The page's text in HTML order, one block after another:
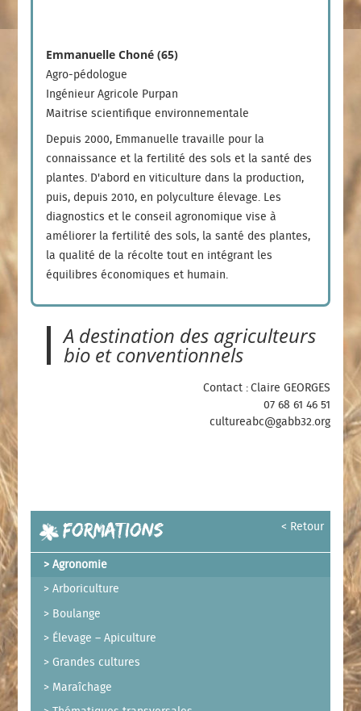
Emmanuelle Choné (65)
Agro-pédologue
Ingénieur Agricole Purpan
Maitrise scientifique environnementale
Depuis 2000, Emmanuelle travaille pour la
connaissance et la fertilité des sols et la santé des
plantes. D'abord en viticulture dans la production,
puis, depuis 2010, en polyculture élevage. Les
diagnostics et le conseil agronomique vise à
améliorer la fertilité des sols, la santé des plantes,
la qualité de la récolte tout en intégrant les
équilibres économiques et humain.
A destination des agriculteurs
bio et conventionnels
Contact : Claire GEORGES
07 68 61 46 51
cultureabc@gabb32.org
< Retour
Formations
Agronomie
Arboriculture
Boulange
Élevage – Apiculture
Grandes cultures
Maraîchage